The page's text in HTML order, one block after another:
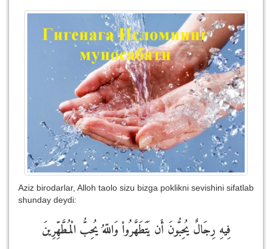
Aziz birodarlar, Alloh taolo sizu bizga poklikni sevishini sifatlab
shunday deydi:
فِيهِ رِجَالٌ يُحِبُّونَ أَن يَتَطَهَّرُواْ وَاللّهُ يُحِبُّ الْمُطَّهِّرِينَ